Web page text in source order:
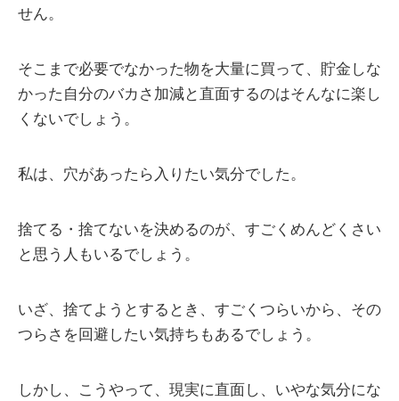
せん。
そこまで必要でなかった物を大量に買って、貯金しな
かった自分のバカさ加減と直面するのはそんなに楽し
くないでしょう。
私は、穴があったら入りたい気分でした。
捨てる・捨てないを決めるのが、すごくめんどくさい
と思う人もいるでしょう。
いざ、捨てようとするとき、すごくつらいから、その
つらさを回避したい気持ちもあるでしょう。
しかし、こうやって、現実に直面し、いやな気分にな